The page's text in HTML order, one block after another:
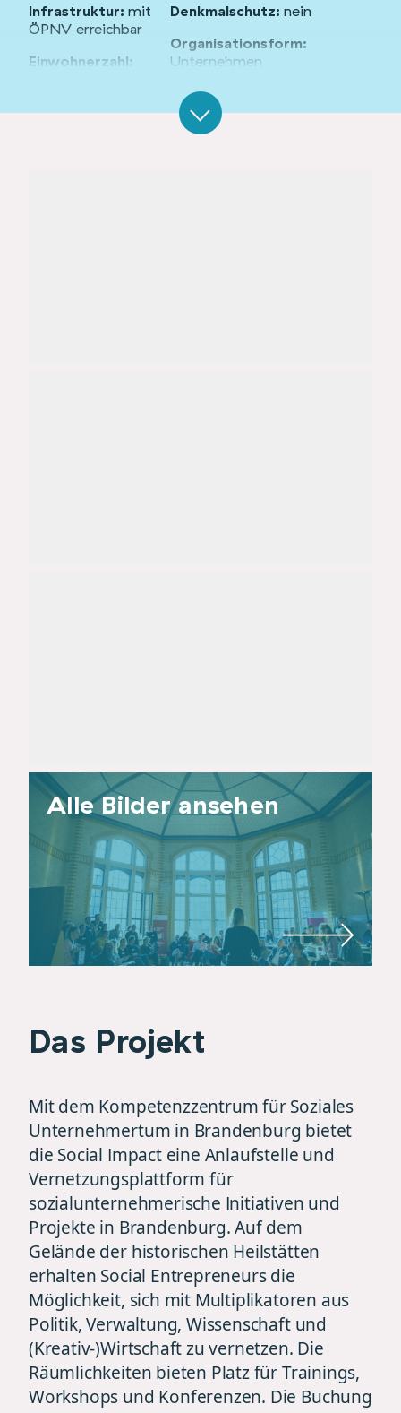
Infrastruktur: mit
ÖPNV erreichbar
Einwohnerzahl:
Denkmalschutz: nein
Organisationsform:
Unternehmen
Standort:
Alle Bilder ansehen
Das Projekt
Mit dem Kompetenzzentrum für Soziales
Unternehmertum in Brandenburg bietet
die Social Impact eine Anlaufstelle und
Vernetzungsplattform für
sozialunternehmerische Initiativen und
Projekte in Brandenburg. Auf dem
Gelände der historischen Heilstätten
erhalten Social Entrepreneurs die
Möglichkeit, sich mit Multiplikatoren aus
Politik, Verwaltung, Wissenschaft und
(Kreativ-)Wirtschaft zu vernetzen. Die
Räumlichkeiten bieten Platz für Trainings,
Workshops und Konferenzen. Die Buchung